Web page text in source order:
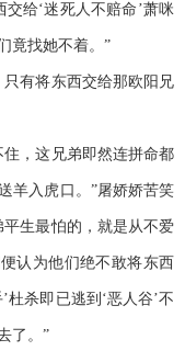
给‘迷死人不赔命’萧咪
竟找她不着。”
有将东西交给那欧阳兄
，这兄弟即然连拼命都
羊入虎口。”屠娇娇苦笑
生最怕的，就是从不爱
认为他们绝不敢将东西
杜杀即已逃到‘恶人谷’不
了。”